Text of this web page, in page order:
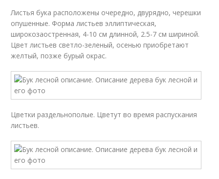
Листья бука расположены очередно, двурядно, черешки
опушенные. Форма листьев эллиптическая,
широкозаостренная, 4-10 см длинной, 2.5-7 см шириной.
Цвет листьев светло-зеленый, осенью приобретают
желтый, позже бурый окрас.
Цветки раздельнополые. Цветут во время распускания
листьев.